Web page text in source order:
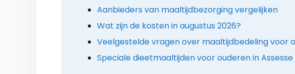
Aanbieders van maaltijdbezorging vergelijken
Wat zijn de kosten in augustus 2026?
Veelgestelde vragen over maaltijdbedeling voor
Speciale dieetmaaltijden voor ouderen in Assesse